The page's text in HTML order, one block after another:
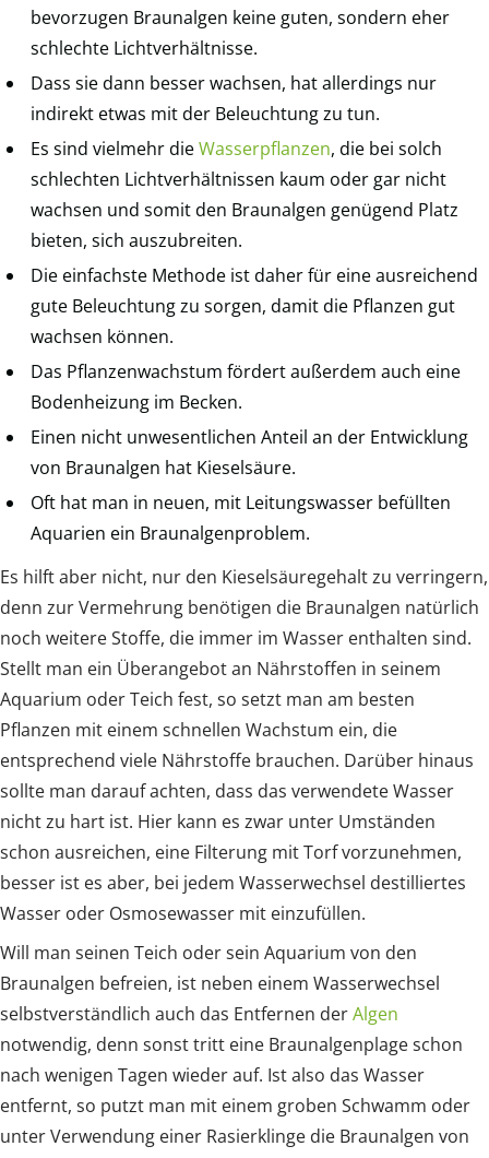
bevorzugen Braunalgen keine guten, sondern eher
schlechte Lichtverhältnisse.
Dass sie dann besser wachsen, hat allerdings nur
indirekt etwas mit der Beleuchtung zu tun.
Es sind vielmehr dieWasserpflanzen, die bei solch
schlechten Lichtverhältnissen kaum oder gar nicht
wachsen und somit den Braunalgen genügend Platz
bieten, sich auszubreiten.
Die einfachste Methode ist daher für eine ausreichend
gute Beleuchtung zu sorgen, damit die Pflanzen gut
wachsen können.
Das Pflanzenwachstum fördert außerdem auch eine
Bodenheizung im Becken.
Einen nicht unwesentlichen Anteil an der Entwicklung
von Braunalgen hat Kieselsäure.
Oft hat man in neuen, mit Leitungswasser befüllten
Aquarien ein Braunalgenproblem.
Es hilft aber nicht, nur den Kieselsäuregehalt zu verringern,
denn zur Vermehrung benötigen die Braunalgen natürlich
noch weitere Stoffe, die immer im Wasser enthalten sind.
Stellt man ein Überangebot an Nährstoffen in seinem
Aquarium oder Teich fest, so setzt man am besten
Pflanzen mit einem schnellen Wachstum ein, die
entsprechend viele Nährstoffe brauchen. Darüber hinaus
sollte man darauf achten, dass das verwendete Wasser
nicht zu hart ist. Hier kann es zwar unter Umständen
schon ausreichen, eine Filterung mit Torf vorzunehmen,
besser ist es aber, bei jedem Wasserwechsel destilliertes
Wasser oder Osmosewasser mit einzufüllen.
Will man seinen Teich oder sein Aquarium von den
Braunalgen befreien, ist neben einem Wasserwechsel
selbstverständlich auch das Entfernen derAlgen
notwendig, denn sonst tritt eine Braunalgenplage schon
nach wenigen Tagen wieder auf. Ist also das Wasser
entfernt, so putzt man mit einem groben Schwamm oder
unter Verwendung einer Rasierklinge die Braunalgen von